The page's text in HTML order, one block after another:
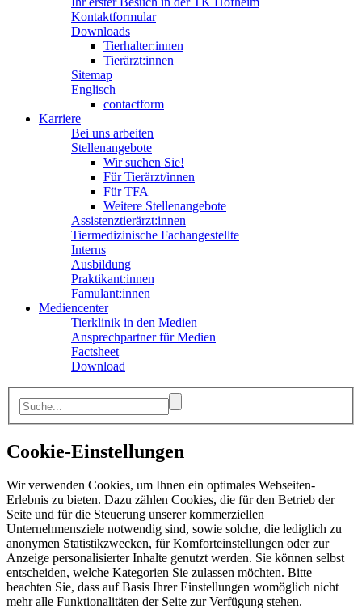
Kontaktformular
Downloads
Tierhalter:innen
Tierärzt:innen
Sitemap
Englisch
contactform
Karriere
Bei uns arbeiten
Stellenangebote
Wir suchen Sie!
Für Tierärzt/innen
Für TFA
Weitere Stellenangebote
Assistenztierärzt:innen
Tiermedizinische Fachangestellte
Interns
Ausbildung
Praktikant:innen
Famulant:innen
Mediencenter
Tierklinik in den Medien
Ansprechpartner für Medien
Factsheet
Download
Cookie-Einstellungen
Wir verwenden Cookies, um Ihnen ein optimales Webseiten-
Erlebnis zu bieten. Dazu zählen Cookies, die für den Betrieb der
Seite und für die Steuerung unserer kommerziellen
Unternehmensziele notwendig sind, sowie solche, die lediglich zu
anonymen Statistikzwecken, für Komforteinstellungen oder zur
Anzeige personalisierter Inhalte genutzt werden. Sie können selbst
entscheiden, welche Kategorien Sie zulassen möchten. Bitte
beachten Sie, dass auf Basis Ihrer Einstellungen womöglich nicht
mehr alle Funktionalitäten der Seite zur Verfügung stehen.